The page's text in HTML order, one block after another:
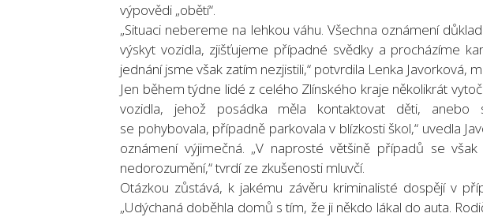
výpovědi „obětí“.
„Situaci nebereme na lehkou váhu. Všechna oznámení
výskyt vozidla, zjišťujeme případné svědky a procházíme
jednání jsme však zatím nezjistili,“ potvrdila Lenka Javorková,
Jen během týdne lidé z celého Zlínského kraje několikrát
vozidla, jehož posádka měla kontaktovat děti,
se pohybovala, případně parkovala v blízkosti škol,“ uvedla
oznámení výjimečná. „V naprosté většině případů se
nedorozumění,“ tvrdí ze zkušenosti mluvčí.
Otázkou zůstává, k jakému závěru kriminalisté dospějí v
„Udýchaná doběhla domů s tím, že ji někdo lákal do auta.